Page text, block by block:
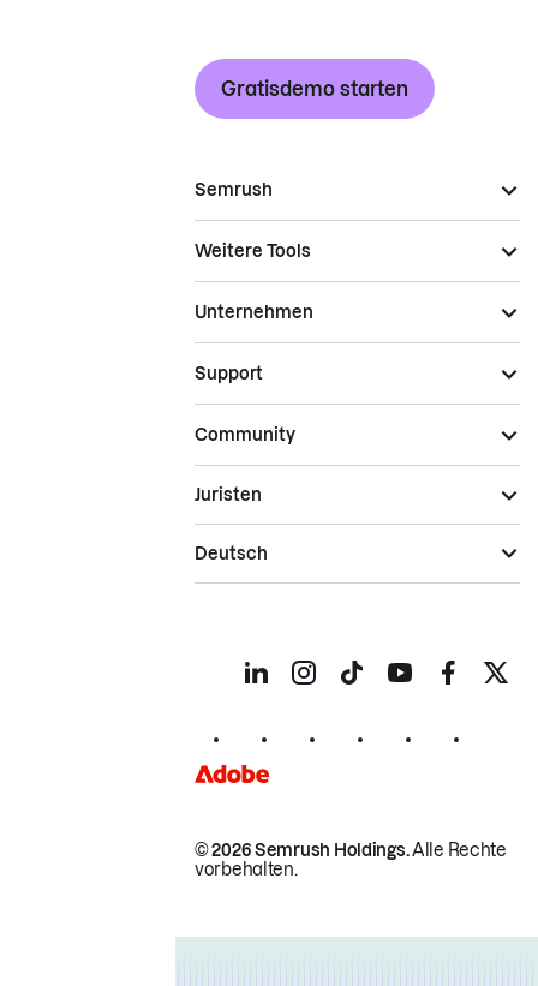
Gratisdemo starten
Semrush
Weitere Tools
Unternehmen
Support
Community
© 2026 Semrush Holdings.Alle Rechte
vorbehalten.
Juristen
Deutsch